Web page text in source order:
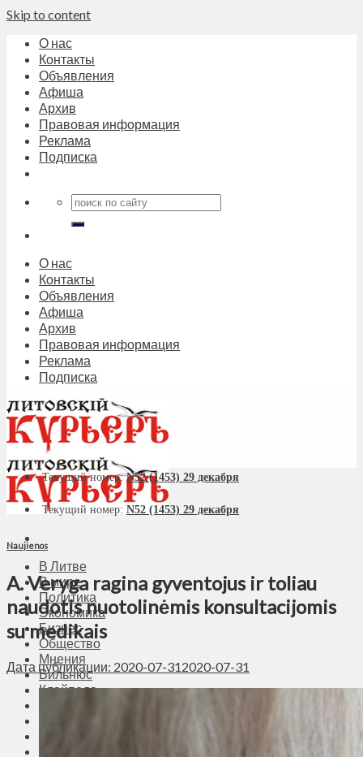
Skip to content
О нас
Контакты
Объявления
Афиша
Архив
Правовая информация
Реклама
Подписка
О нас
Контакты
Объявления
Афиша
Архив
Правовая информация
Реклама
Подписка
В Литве
В мире
Политика
Экономика
Бизнес
Общество
Мнения
Вильнюс
Клайпеда
Текущий номер:N52 (1453) 29 декабря
Текущий номер: N52 (1453) 29 декабря
Naujienos
A. Veryga ragina gyventojus ir toliau
naudotis nuotolinėmis konsultacijomis
su medikais
Дата публикации: 2020-07-312020-07-31